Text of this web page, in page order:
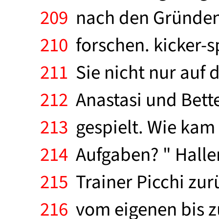
209 nach den
210 forschen. kicker-
211 Sie nicht nur auf
212 Anastasi und
213 gespielt. Wie
214 Aufgaben? "
215 Trainer Picchi
216 vom eigenen bis